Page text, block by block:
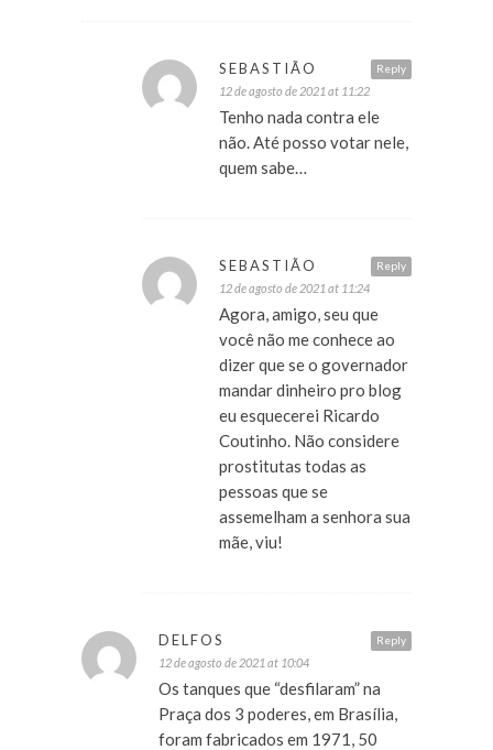
Reply
SEBASTIÃO
12 de agosto de 2021 at 11:22
Tenho nada contra ele
não. Até posso votar nele,
quem sabe…
Reply
SEBASTIÃO
12 de agosto de 2021 at 11:24
Agora, amigo, seu que
você não me conhece ao
dizer que se o governador
mandar dinheiro pro blog
eu esquecerei Ricardo
Coutinho. Não considere
prostitutas todas as
pessoas que se
assemelham a senhora sua
mãe, viu!
Reply
DELFOS
12 de agosto de 2021 at 10:04
Os tanques que “desfilaram” na
Praça dos 3 poderes, em Brasília,
foram fabricados em 1971, 50